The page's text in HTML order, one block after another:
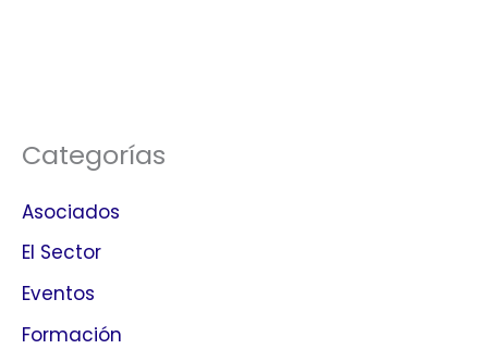
Categorías
Asociados
El Sector
Eventos
Formación